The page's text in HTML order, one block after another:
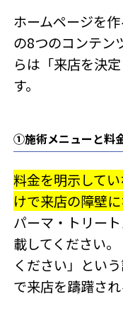
ホームページを
の8つのコンテン
らは「来店を決
す。
①施術メニューと料
料金を明示して
けで来店の障壁に
パーマ・トリー
載してください
ください」とい
で来店を躊躇され